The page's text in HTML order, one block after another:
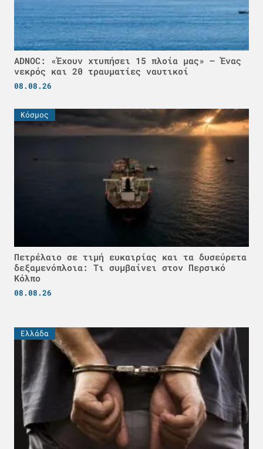
ADNOC: «Έχουν χτυπήσει 15 πλοία μας» – Ένας
νεκρός και 20 τραυματίες ναυτικοί
08.08.26
Κόσμος
Πετρέλαιο σε τιμή ευκαιρίας και τα δυσεύρετα
δεξαμενόπλοια: Τι συμβαίνει στον Περσικό
Κόλπο
08.08.26
Ελλάδα